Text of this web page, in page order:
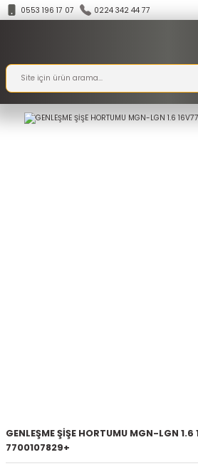
0553 196 17 07 0224 342 44 77
GENLEŞME ŞİŞE HORTUMU MGN-LGN
7700107829+